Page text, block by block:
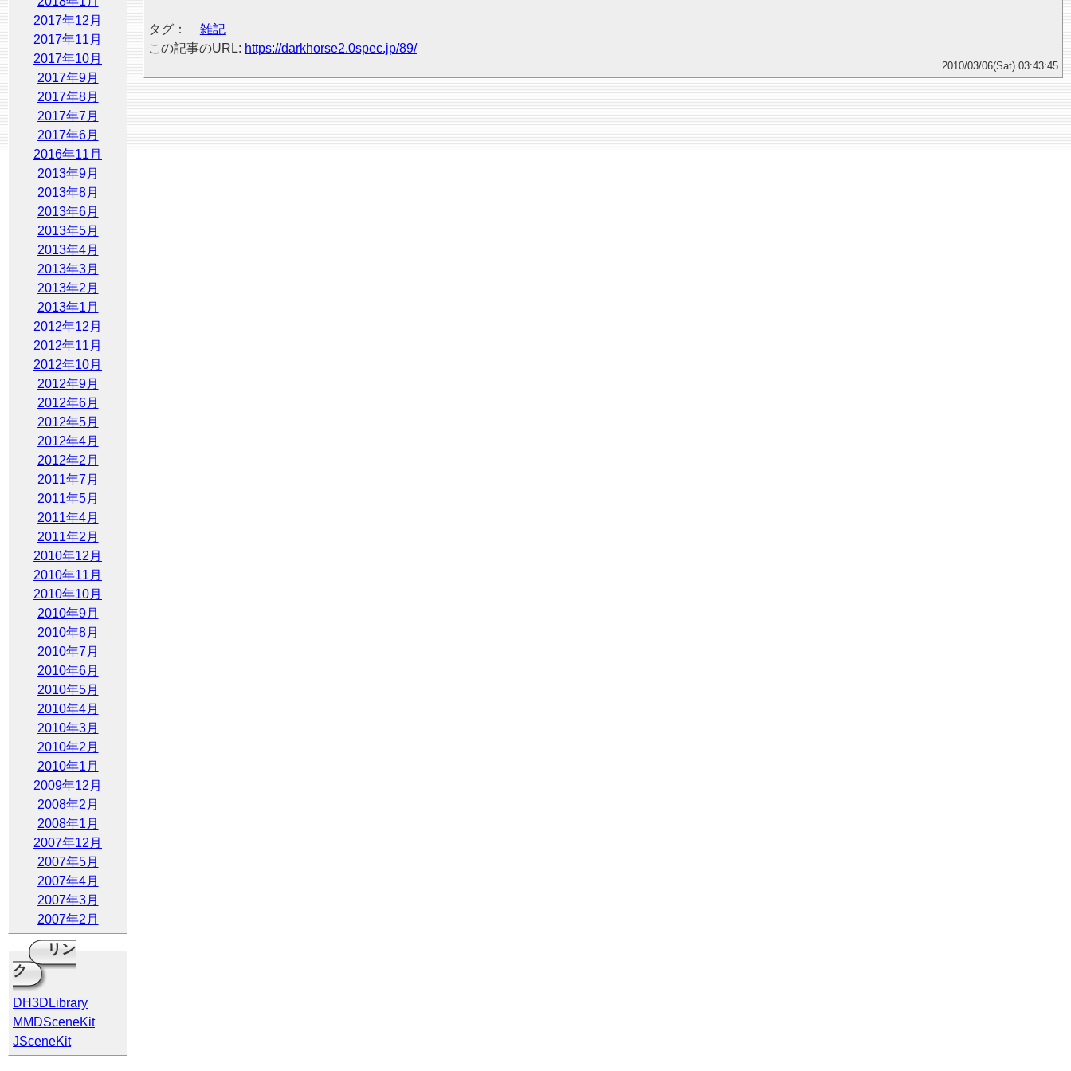
2017年12月
2017年11月
2017年10月
2017年9月
2017年8月
2017年7月
2017年6月
2016年11月
2013年9月
2013年8月
2013年6月
2013年5月
2013年4月
2013年3月
2013年2月
2013年1月
2012年12月
2012年11月
2012年10月
2012年9月
2012年6月
2012年5月
2012年4月
2012年2月
2011年7月
2011年5月
2011年4月
2011年2月
2010年12月
2010年11月
2010年10月
2010年9月
2010年8月
2010年7月
2010年6月
2010年5月
2010年4月
2010年3月
2010年2月
2010年1月
2009年12月
2008年2月
2008年1月
2007年12月
2007年5月
2007年4月
2007年3月
2007年2月
リン
ク
DH3DLibrary
MMDSceneKit
JSceneKit
タグ：
雑記
この記事のURL: https://darkhorse2.0spec.jp/89/
2010/03/06(Sat) 03:43:45